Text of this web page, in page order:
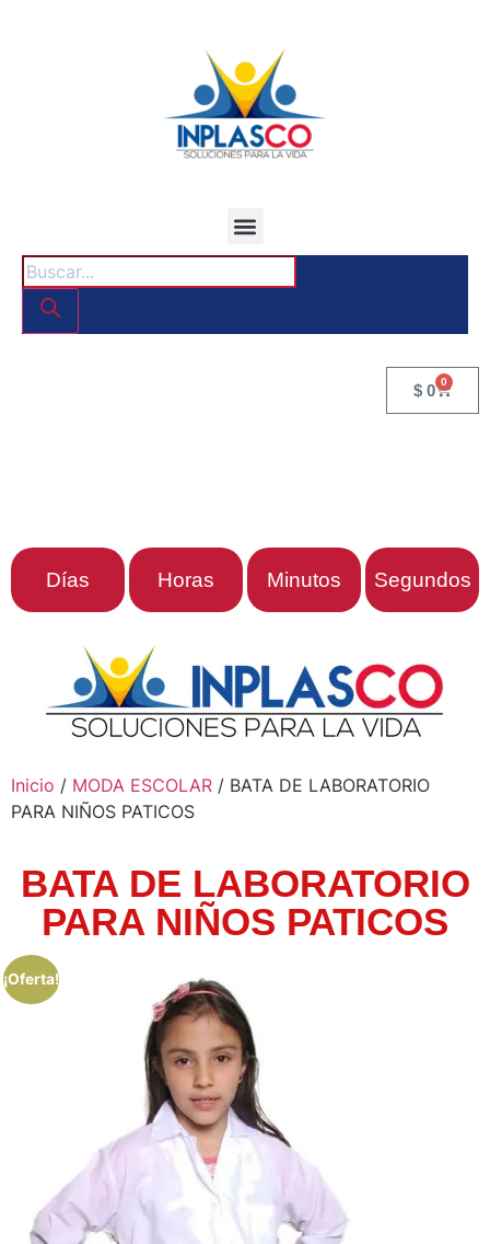
$ 0 0
Días Horas Minutos Segundos
Inicio / MODA ESCOLAR / BATA DE LABORATORIO
PARA NIÑOS PATICOS
BATA DE LABORATORIO
PARA NIÑOS PATICOS
¡Oferta!